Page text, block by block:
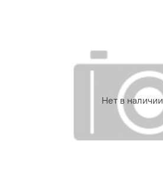
Нет в наличии